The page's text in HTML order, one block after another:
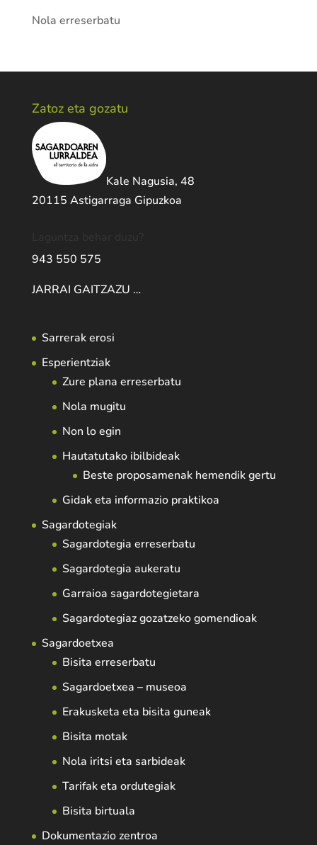
Nola erreserbatu
Zatoz eta gozatu
Kale Nagusia, 48
20115 Astigarraga Gipuzkoa
943 550 575
JARRAI GAITZAZU …
Sarrerak erosi
Esperientziak
Zure plana erreserbatu
Nola mugitu
Non lo egin
Hautatutako ibilbideak
Beste proposamenak hemendik gertu
Gidak eta informazio praktikoa
Sagardotegiak
Sagardotegia erreserbatu
Sagardotegia aukeratu
Garraioa sagardotegietara
Sagardotegiaz gozatzeko gomendioak
Sagardoetxea
Bisita erreserbatu
Sagardoetxea – museoa
Erakusketa eta bisita guneak
Bisita motak
Nola iritsi eta sarbideak
Tarifak eta ordutegiak
Bisita birtuala
Dokumentazio zentroa